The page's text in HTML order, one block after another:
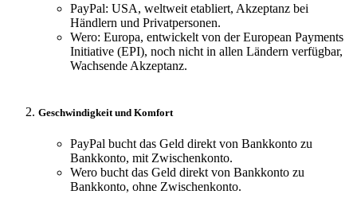
PayPal: USA, weltweit etabliert, Akzeptanz bei
Händlern und Privatpersonen.
Wero: Europa, entwickelt von der European Payments
Initiative (EPI), noch nicht in allen Ländern verfügbar,
Wachsende Akzeptanz.
Geschwindigkeit und Komfort
PayPal bucht das Geld direkt von Bankkonto zu
Bankkonto, mit Zwischenkonto.
Wero bucht das Geld direkt von Bankkonto zu
Bankkonto, ohne Zwischenkonto.